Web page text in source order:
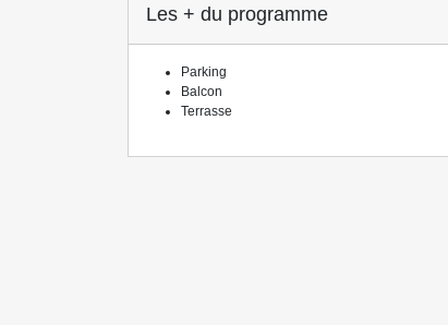
Les + du programme
Parking
Balcon
Terrasse